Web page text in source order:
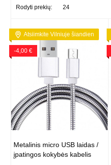
Rodyti prekių: 24
Atsiimkite Vilniuje šiandien
-4,00 €
Metalinis micro USB laidas /
įpatingos kokybės kabelis